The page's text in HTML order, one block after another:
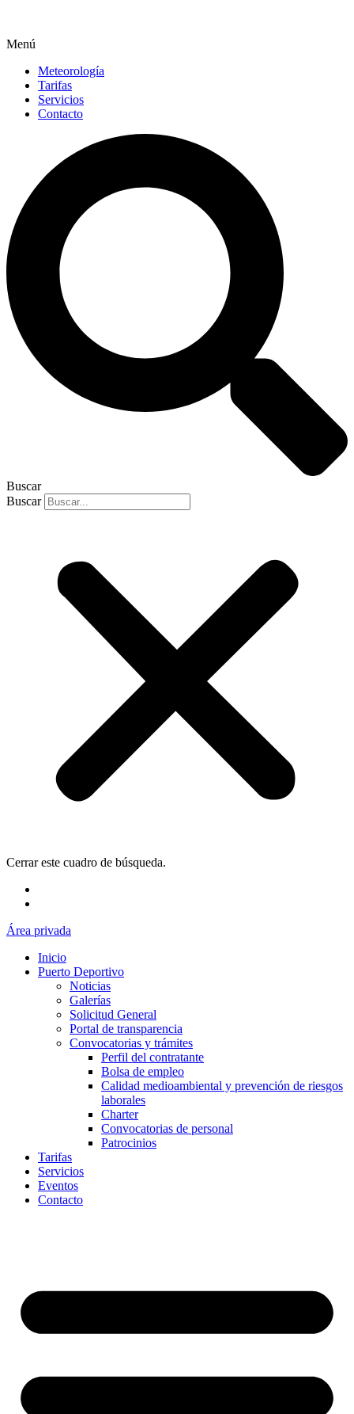
Menú
Meteorología
Tarifas
Servicios
Contacto
Buscar
Buscar
Cerrar este cuadro de búsqueda.
Área privada
Inicio
Puerto Deportivo
Noticias
Galerías
Solicitud General
Portal de transparencia
Convocatorias y trámites
Perfil del contratante
Bolsa de empleo
Calidad medioambiental y prevención de riesgos
laborales
Charter
Convocatorias de personal
Patrocinios
Tarifas
Servicios
Eventos
Contacto